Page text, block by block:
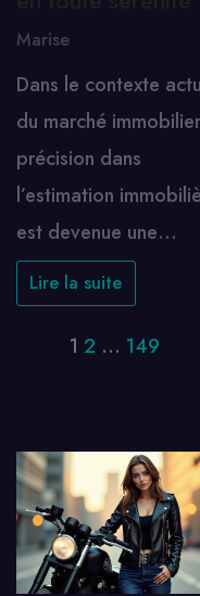
Marise
Dans le contexte
du marché
précision dans
l’estimation
est devenue une…
Lire la suite
1 2 … 149